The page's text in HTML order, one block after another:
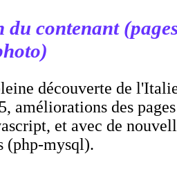
contenant
découverte de
améliorations des
et avec de
(php-mysql).